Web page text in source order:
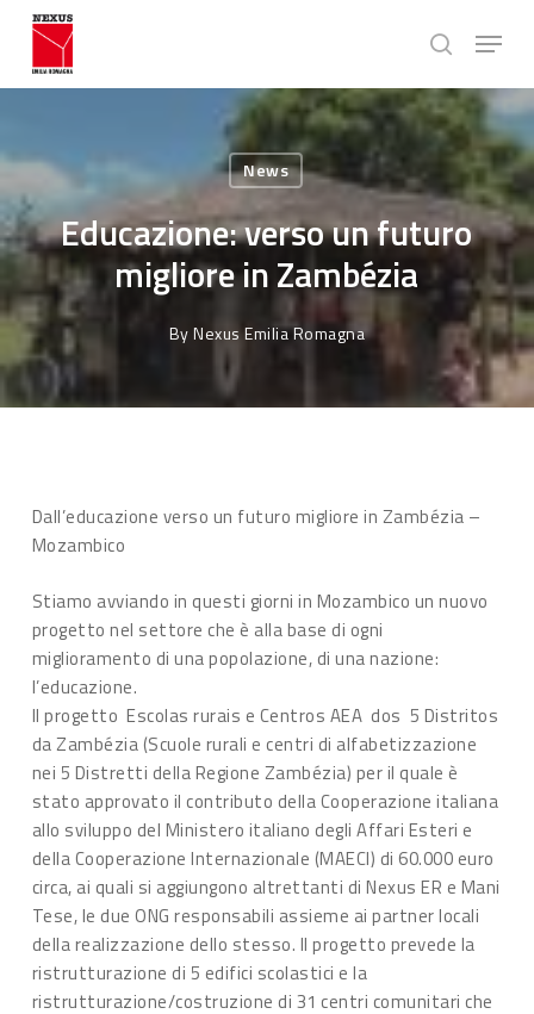
Skip
main
search
Menu
News
Educazione: verso un futuro
migliore in Zambézia
By Nexus Emilia Romagna
Dall’educazione verso un futuro migliore in Zambézia –
Mozambico
Stiamo avviando in questi giorni in Mozambico un nuovo
progetto nel settore che è alla base di ogni
miglioramento di una popolazione, di una nazione:
l’educazione.
Il progetto Escolas rurais e Centros AEA dos 5 Distritos
da Zambézia (Scuole rurali e centri di alfabetizzazione
nei 5 Distretti della Regione Zambézia) per il quale è
stato approvato il contributo della Cooperazione italiana
allo sviluppo del Ministero italiano degli Affari Esteri e
della Cooperazione Internazionale (MAECI) di 60.000 euro
circa, ai quali si aggiungono altrettanti di Nexus ER e Mani
Tese, le due ONG responsabili assieme ai partner locali
della realizzazione dello stesso. Il progetto prevede la
ristrutturazione di 5 edifici scolastici e la
ristrutturazione/costruzione di 31 centri comunitari che
Menu